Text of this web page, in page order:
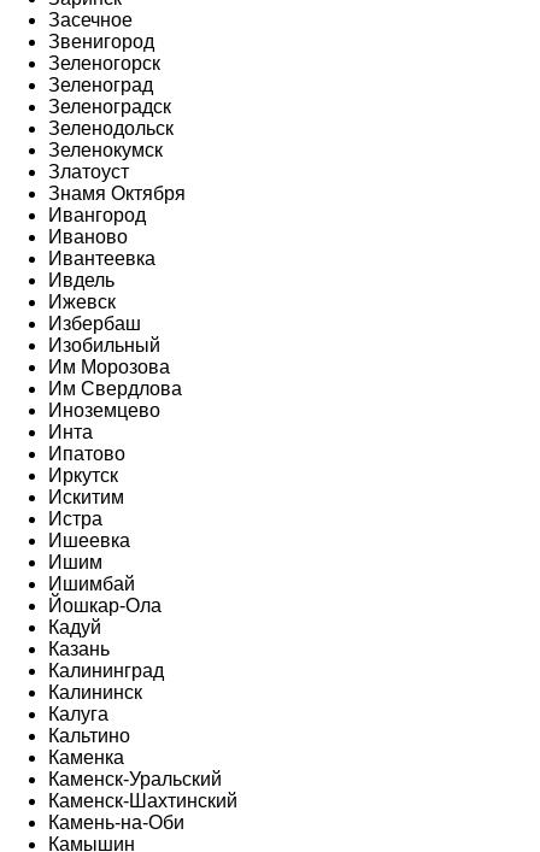
Засечное
Звенигород
Зеленогорск
Зеленоград
Зеленоградск
Зеленодольск
Зеленокумск
Златоуст
Знамя Октября
Ивангород
Иваново
Ивантеевка
Ивдель
Ижевск
Избербаш
Изобильный
Им Морозова
Им Свердлова
Иноземцево
Инта
Ипатово
Иркутск
Искитим
Истра
Ишеевка
Ишим
Ишимбай
Йошкар-Ола
Кадуй
Казань
Калининград
Калининск
Калуга
Кальтино
Каменка
Каменск-Уральский
Каменск-Шахтинский
Камень-на-Оби
Камышин